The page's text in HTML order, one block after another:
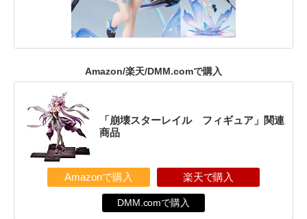
Amazon/楽天/DMM.comで購入
「崩壊スターレイル フィギュア」関連
商品
Amazonで購入 楽天で購入
DMM.comで購入